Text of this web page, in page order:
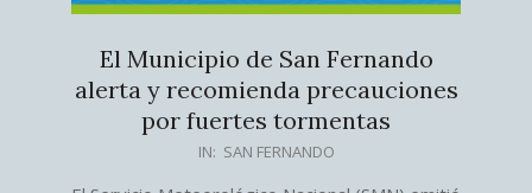
El Municipio de San Fernando
alerta y recomienda precauciones
por fuertes tormentas
IN: SAN FERNANDO